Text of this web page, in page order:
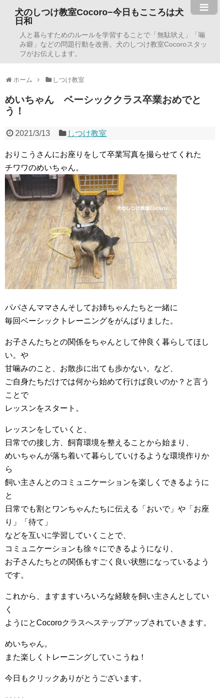
犬のしつけ教室Cocoro−今日もこころは犬
日和
人と暮らすためのルールを学習することで「無駄吠え」「噛
み癖」などの問題行動を改善。犬のしつけ教室Cocoroスタッ
フがお伝えします。
ホーム しつけ教室
めいちゃん ベーシッククラス卒業おめでと
う！
2021/3/13 しつけ教室
おりこうさんにお座りをして卒業写真を撮らせてくれた
チワワのめいちゃん。
パパさんママさんそしてお姉ちゃんたちと一緒に
毎回ベーシックトレーニングをがんばりました。
お子さんたちとの関係をちゃんとして仲良く暮らしてほし
い。や
甘噛みのこと、お散歩に出ても歩かない。など、
ご自身たちだけでは何から始めて行けば良いのか？と言う
ことで
レッスンをスタート。
レッスンをしていくと、
日常での接し方、飼育環境を整えることから始まり、
めいちゃんが落ち着いて暮らしていけるような環境作りか
ら
飼い主さんとのコミュニケーションを楽しくできるように
と
日常でも割とワンちゃんたちに伝える「おいで」や「お座
り」「待て」
などを互いに学習していくことで、
コミュニケーションも徐々にできるようになり、
お子さんたちとの関係もすごく良い状態になっているよう
です。
これから、ますますいろいろな経験を飼い主さんとしてい
く
ようにとCocoroクラスへステップアップされていきます。
めいちゃん。
また楽しくトレーニングしていこうね！
今日もクリックありがとうございます。